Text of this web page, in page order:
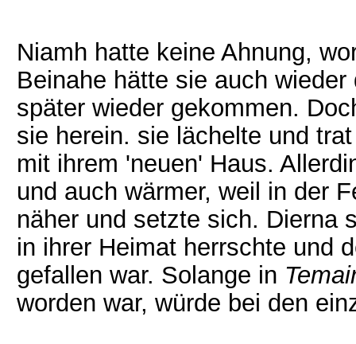
Niamh hatte keine Ahnung,
Beinahe hätte sie auch
später wieder gekommen.
sie herein. sie lächelte und
mit ihrem 'neuen' Haus.
und auch wärmer, weil in der
näher und setzte sich. Dierna
in ihrer Heimat herrschte und
gefallen war. Solange in
worden war, würde bei den